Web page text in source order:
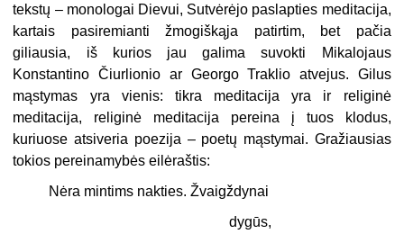
tekstų – monologai Dievui, Sutvėrėjo paslapties meditacija,
kartais pasiremianti žmogiškąja patirtim, bet pačia
giliausia, iš kurios jau galima suvokti Mikalojaus
Konstantino Čiurlionio ar Georgo Traklio atvejus. Gilus
mąstymas yra vienis: tikra meditacija yra ir religinė
meditacija, religinė meditacija pereina į tuos klodus,
kuriuose atsiveria poezija – poetų mąstymai. Gražiausias
tokios pereinamybės eilėraštis:
Nėra mintims nakties. Žvaigždynai
dygūs,